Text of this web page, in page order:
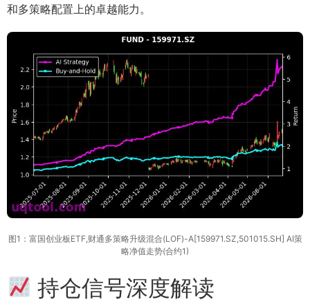
和多策略配置上的卓越能力。
图1：富国创业板ETF,财通多策略升级混合(LOF)-A[159971.SZ,501015.SH] AI策
略净值走势(合约1)
持仓信号深度解读